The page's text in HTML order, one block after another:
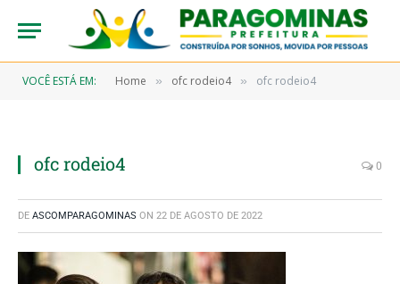
VOCÊ ESTÁ EM: Home » ofc rodeio4 » ofc rodeio4
ofc rodeio4 0
DE ASCOMPARAGOMINAS ON 22 DE AGOSTO DE 2022